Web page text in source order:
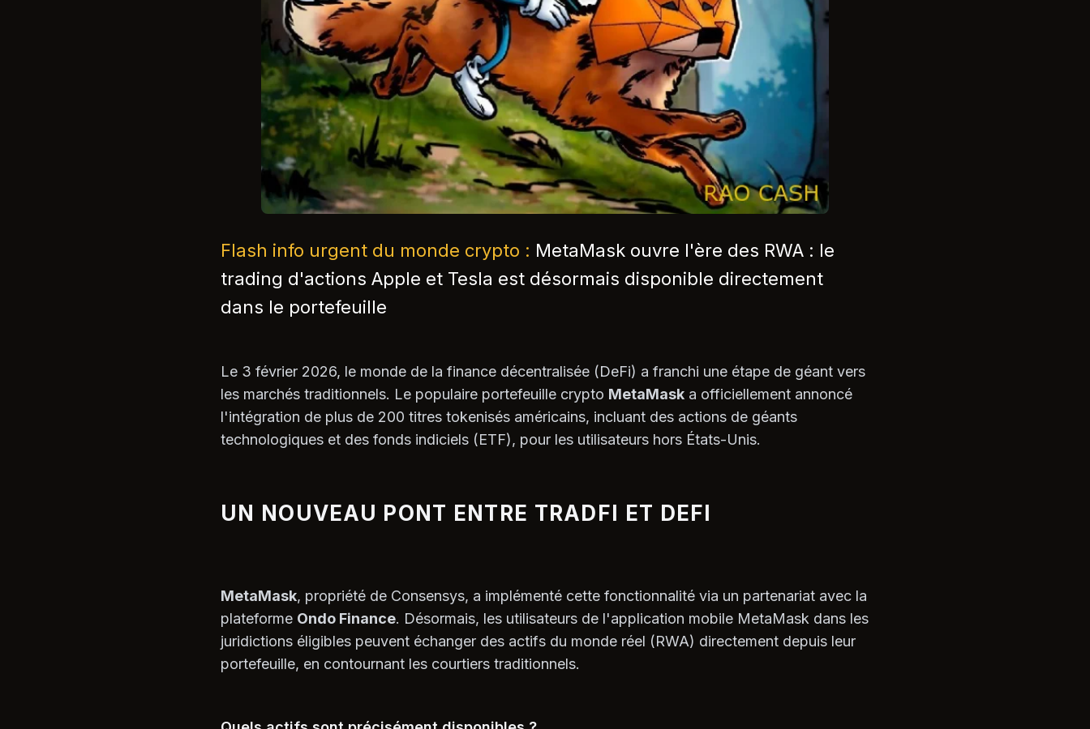
Flash info urgent du monde crypto : MetaMask ouvre l'ère des RWA : le
trading d'actions Apple et Tesla est désormais disponible directement
dans le portefeuille
Le 3 février 2026, le monde de la finance décentralisée (DeFi) a franchi une étape de géant vers
les marchés traditionnels. Le populaire portefeuille crypto MetaMask a officiellement annoncé
l'intégration de plus de 200 titres tokenisés américains, incluant des actions de géants
technologiques et des fonds indiciels (ETF), pour les utilisateurs hors États-Unis.
UN NOUVEAU PONT ENTRE TRADFI ET DEFI
MetaMask, propriété de Consensys, a implémenté cette fonctionnalité via un partenariat avec la
plateforme Ondo Finance. Désormais, les utilisateurs de l'application mobile MetaMask dans les
juridictions éligibles peuvent échanger des actifs du monde réel (RWA) directement depuis leur
portefeuille, en contournant les courtiers traditionnels.